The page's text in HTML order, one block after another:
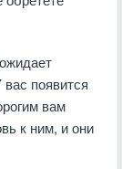
появится
вам
к ним, и они